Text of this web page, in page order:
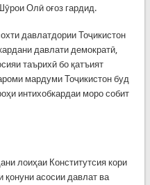
Олӣ оғоз гардид.
давлатдории Тоҷикистон
давлати демократӣ,
таърихӣ бо қатъият
мардуми Тоҷикистон буд
интихобкардаи моро собит
лоиҳаи Конститутсия кори
қонуни асосии давлат ва